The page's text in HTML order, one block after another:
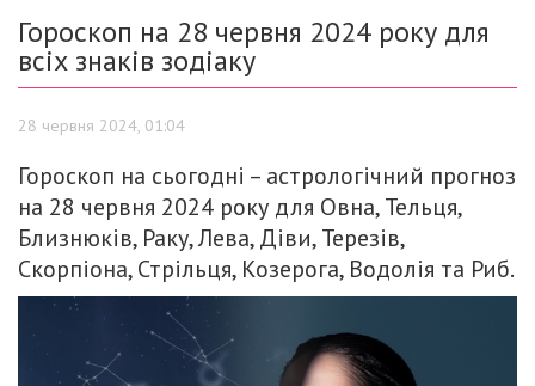
Гороскоп на 28 червня 2024 року для
всіх знаків зодіаку
28 червня 2024, 01:04
Гороскоп на сьогодні – астрологічний прогноз
на 28 червня 2024 року для Овна, Тельця,
Близнюків, Раку, Лева, Діви, Терезів,
Скорпіона, Стрільця, Козерога, Водолія та Риб.